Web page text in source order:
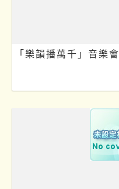
「樂韻播萬千」音樂會